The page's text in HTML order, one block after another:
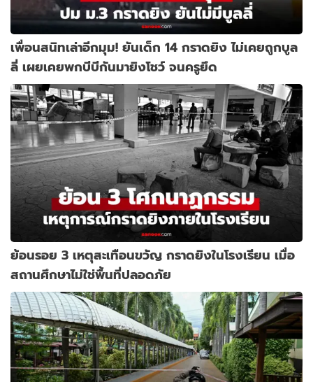
เพื่อนสนิทเล่าอีกมุม! ยันเด็ก 14 กราดยิง ไม่เคยถูกบูล
ลี่ เผยเคยพกบีบีกันมายิงโชว์ จนครูยึด
ย้อนรอย 3 เหตุสะเทือนขวัญ กราดยิงในโรงเรียน เมื่อ
สถานศึกษาไม่ใช่พื้นที่ปลอดภัย